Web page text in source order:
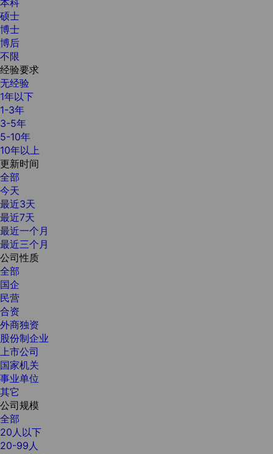
硕士
博士
博后
不限
经验要求
无经验
1年以下
1-3年
3-5年
5-10年
10年以上
更新时间
全部
今天
最近3天
最近7天
最近一个月
最近三个月
公司性质
全部
国企
民营
合资
外商独资
股份制企业
上市公司
国家机关
事业单位
其它
公司规模
全部
20人以下
20-99人